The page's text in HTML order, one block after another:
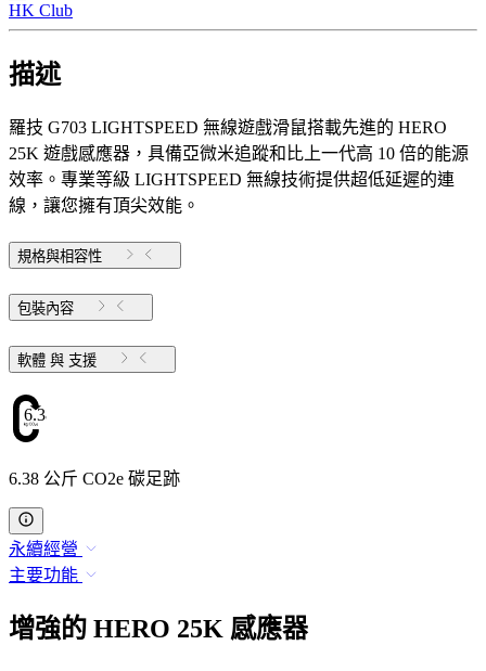
HK Club
描述
羅技 G703 LIGHTSPEED 無線遊戲滑鼠搭載先進的 HERO
25K 遊戲感應器，具備亞微米追蹤和比上一代高 10 倍的能源
效率。專業等級 LIGHTSPEED 無線技術提供超低延遲的連
線，讓您擁有頂尖效能。
規格與相容性
包裝內容
軟體 與 支援
6.38
6.38 公斤 CO2e 碳足跡
永續經營
主要功能
增強的 HERO 25K 感應器